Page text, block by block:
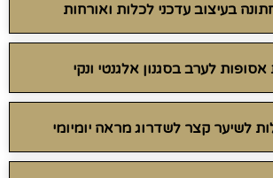
בעיצוב עדכני לכלות ואורחות
לערב בסגנון אלגנטי ונקי
לשיער קצר לשדרוג מראה יומיומי